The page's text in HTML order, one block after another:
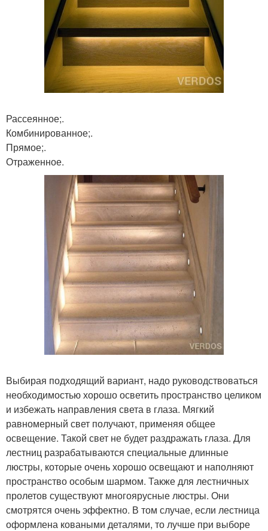
Рассеянное;.
Комбинированное;.
Прямое;.
Отраженное.
Выбирая подходящий вариант, надо руководствоваться
необходимостью хорошо осветить пространство целиком
и избежать направления света в глаза. Мягкий
равномерный свет получают, применяя общее
освещение. Такой свет не будет раздражать глаза. Для
лестниц разрабатываются специальные длинные
люстры, которые очень хорошо освещают и наполняют
пространство особым шармом. Также для лестничных
пролетов существуют многоярусные люстры. Они
смотрятся очень эффектно. В том случае, если лестница
оформлена коваными деталями, то лучше при выборе